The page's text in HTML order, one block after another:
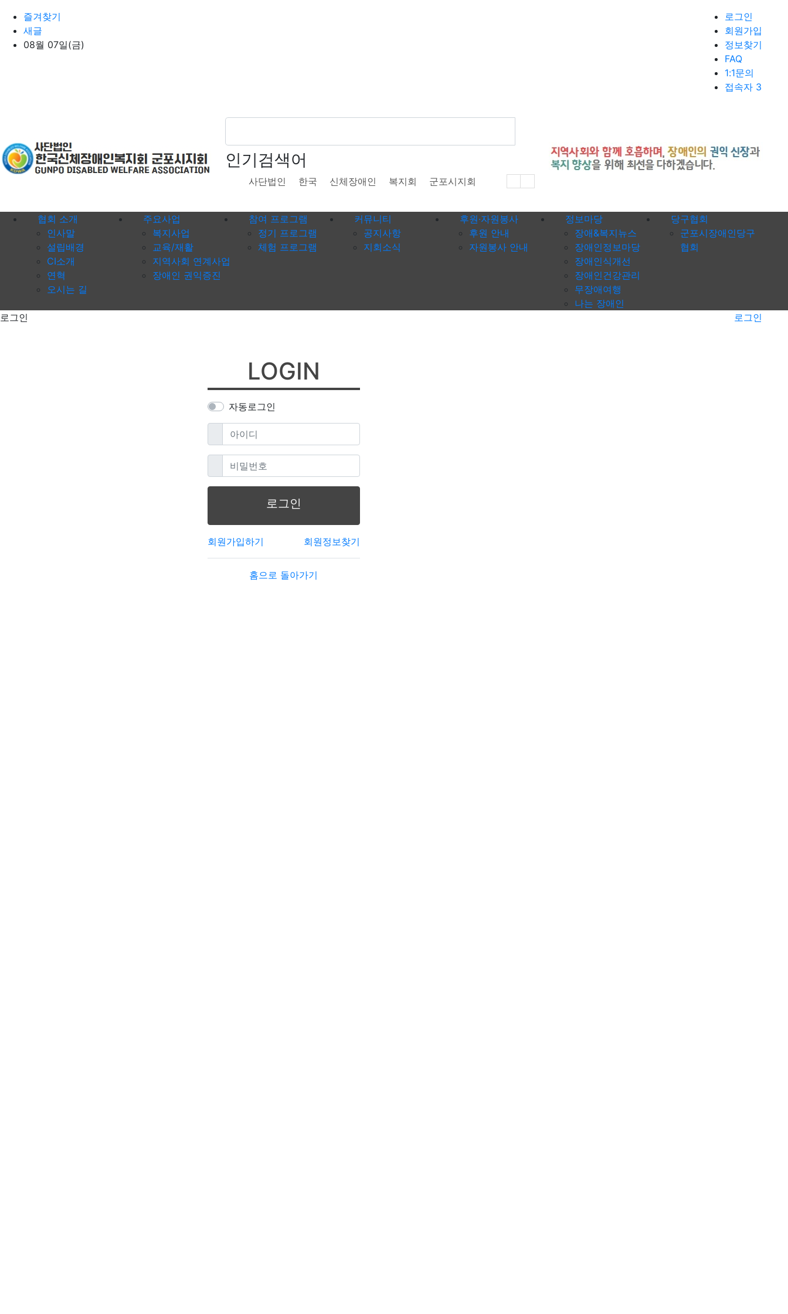
상단 네비
즐겨찾기
새글
08월 07일(금)
로그인
회원가입
정보찾기
FAQ
1:1문의
접속자 3
인기검색어
사단법인 한국 신체장애인 복지회 군포시지회
메인 메뉴
협회 소개
인사말
설립배경
CI소개
연혁
오시는 길
주요사업
복지사업
교육/재활
지역사회 연계사업
장애인 권익증진
참여 프로그램
정기 프로그램
체험 프로그램
커뮤니티
공지사항
지회소식
후원·자원봉사
후원 안내
자원봉사 안내
정보마당
장애&복지뉴스
장애인정보마당
장애인식개선
장애인건강관리
무장애여행
나는 장애인
당구협회
군포시장애인당구
협회
로그인 로그인
LOGIN
자동로그인
아이디필수
비밀번호필수
로그인
회원가입하기 회원정보찾기
홈으로 돌아가기